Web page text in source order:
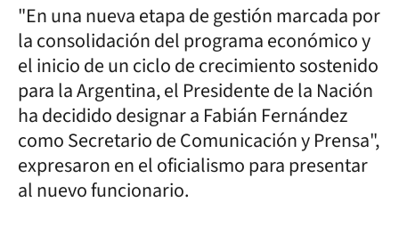
"En una nueva etapa de gestión marcada por
la consolidación del programa económico y
el inicio de un ciclo de crecimiento sostenido
para la Argentina, el Presidente de la Nación
ha decidido designar a Fabián Fernández
como Secretario de Comunicación y Prensa",
expresaron en el oficialismo para presentar
al nuevo funcionario.